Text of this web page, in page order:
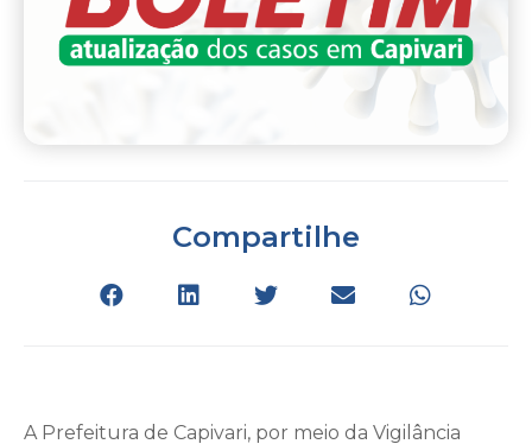
Compartilhe
A Prefeitura de Capivari, por meio da Vigilância